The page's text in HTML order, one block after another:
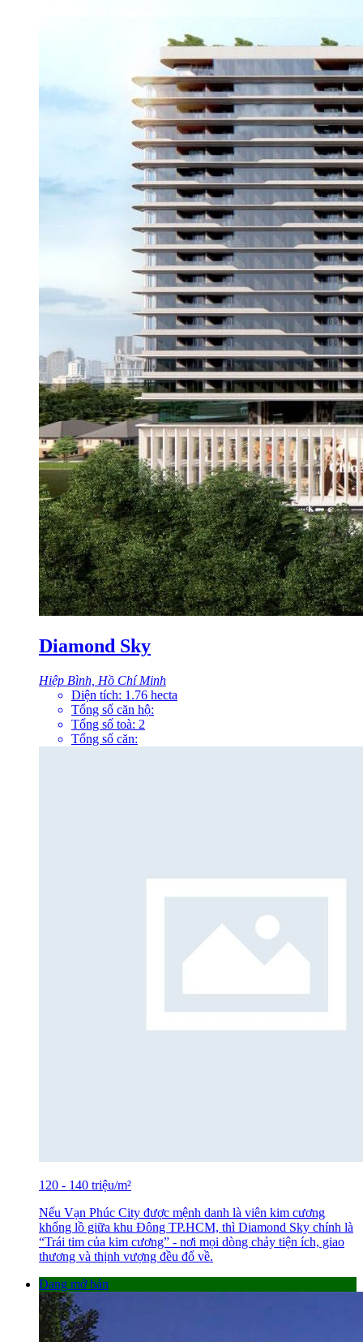
Diamond Sky
Hiệp Bình, Hồ Chí Minh
Diện tích: 1.76 hecta
Tổng số căn hộ:
Tổng số toà: 2
Tổng số căn:
120 - 140 triệu/m²
Nếu Vạn Phúc City được mệnh danh là viên kim cương
khổng lồ giữa khu Đông TP.HCM, thì Diamond Sky chính là
“Trái tim của kim cương” - nơi mọi dòng chảy tiện ích, giao
thương và thịnh vượng đều đổ về.
Đang mở bán